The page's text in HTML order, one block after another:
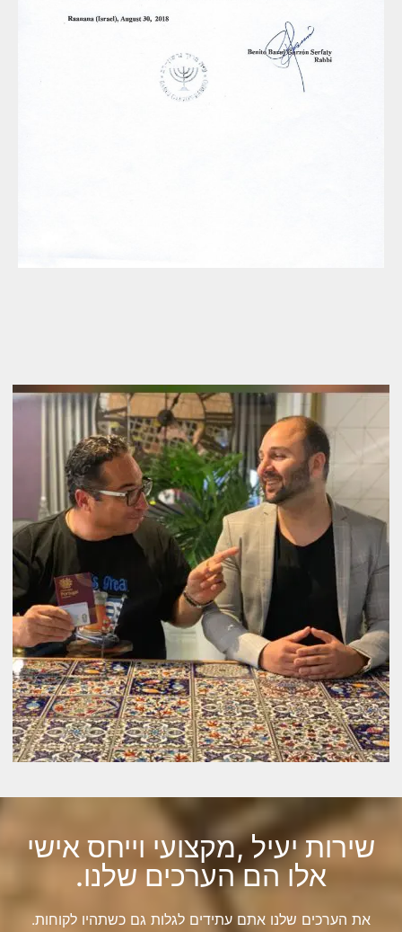
שירות יעיל ,מקצועי וייחס אישי
אלו הם הערכים שלנו.
את הערכים שלנו אתם עתידים לגלות גם כשתהיו לקוחות.